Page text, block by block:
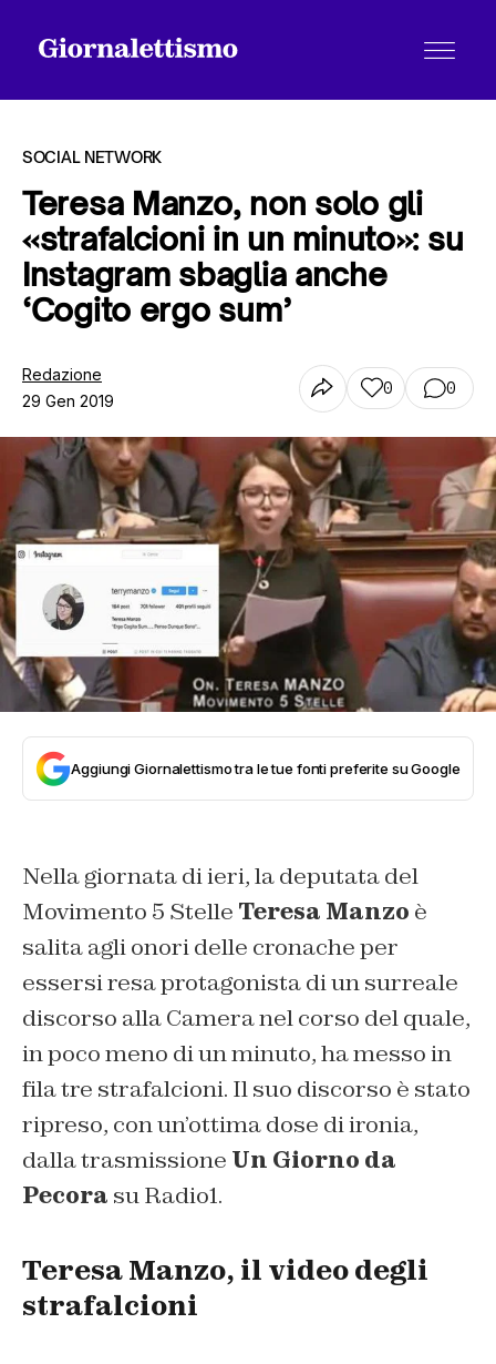
Tutti gli articoli
Chi siamo
SOCIAL NETWORK
Teresa Manzo, non solo gli
«strafalcioni in un minuto»: su
Instagram sbaglia anche
‘Cogito ergo sum’
Redazione
29 Gen 2019
0 0
Aggiungi Giornalettismo tra le tue fonti preferite su Google
Nella giornata di ieri, la deputata del
Movimento 5 Stelle Teresa Manzo è
salita agli onori delle cronache per
essersi resa protagonista di un surreale
discorso alla Camera nel corso del quale,
in poco meno di un minuto, ha messo in
fila tre strafalcioni. Il suo discorso è stato
ripreso, con un’ottima dose di ironia,
dalla trasmissione Un Giorno da
Pecora su Radio1.
Teresa Manzo, il video degli
strafalcioni